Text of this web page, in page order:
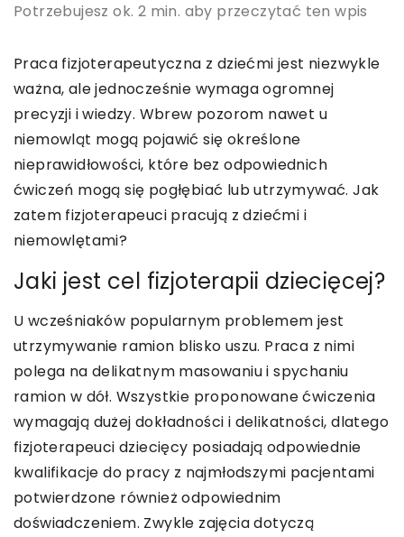
Potrzebujesz ok. 2 min. aby przeczytać ten wpis
Praca fizjoterapeutyczna z dziećmi jest niezwykle
ważna, ale jednocześnie wymaga ogromnej
precyzji i wiedzy. Wbrew pozorom nawet u
niemowląt mogą pojawić się określone
nieprawidłowości, które bez odpowiednich
ćwiczeń mogą się pogłębiać lub utrzymywać. Jak
zatem fizjoterapeuci pracują z dziećmi i
niemowlętami?
Jaki jest cel fizjoterapii dziecięcej?
U wcześniaków popularnym problemem jest
utrzymywanie ramion blisko uszu. Praca z nimi
polega na delikatnym masowaniu i spychaniu
ramion w dół. Wszystkie proponowane ćwiczenia
wymagają dużej dokładności i delikatności, dlatego
fizjoterapeuci dziecięcy posiadają odpowiednie
kwalifikacje do pracy z najmłodszymi pacjentami
potwierdzone również odpowiednim
doświadczeniem. Zwykle zajęcia dotyczą